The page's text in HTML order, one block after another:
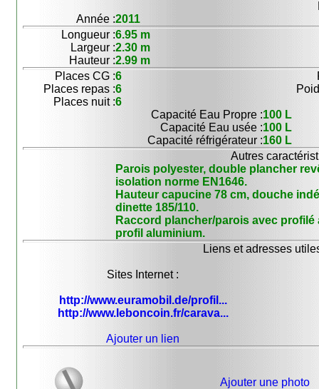
Année :2011
Longueur :6.95 m
Largeur :2.30 m
Hauteur :2.99 m
Places CG :6
Places repas :6
Places nuit :6
Capacité Eau Propre :100 L
Capacité Eau usée :100 L
Capacité réfrigérateur :160 L
Autres
Parois polyester, double plancher
isolation norme EN1646.
Hauteur capucine 78 cm, douche
dinette 185/110.
Raccord plancher/parois avec
profil aluminium.
Liens et adresses
Sites Internet :
http://www.euramobil.de/profil...
http://www.leboncoin.fr/carava...
Ajouter un lien
Ajouter une photo